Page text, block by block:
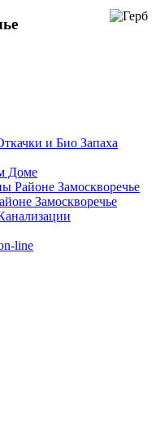
и Био Запаха
Доме
Районе Замоскворечье
Замоскворечье
line